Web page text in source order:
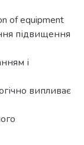
of equipment
підвищення
і
випливає